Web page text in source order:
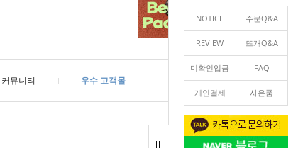
NOTICE 주문Q&A
REVIEW 뜨개Q&A
미확인입금 FAQ
개인결제 사은품
커뮤니티 우수 고객몰